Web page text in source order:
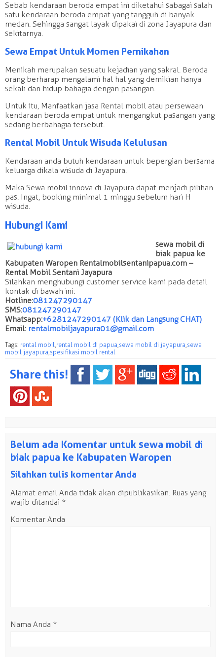
Sebab kendaraan beroda empat ini diketahui sabagai salah
satu kendaraan beroda empat yang tangguh di banyak
medan. Sehingga sangat layak dipakai di zona Jayapura dan
sekitarnya.
Sewa Empat Untuk Momen Pernikahan
Menikah merupakan sesuatu kejadian yang sakral. Beroda
orang berharap mengalami hal hal yang demikian hanya
sekali dan hidup bahagia dengan pasangan.
Untuk itu, Manfaatkan jasa Rental mobil atau persewaan
kendaraan beroda empat untuk mengangkut pasangan yang
sedang berbahagia tersebut.
Rental Mobil Untuk Wisuda Kelulusan
Kendaraan anda butuh kendaraan untuk bepergian bersama
keluarga dikala wisuda di Jayapura.
Maka Sewa mobil innova di Jayapura dapat menjadi pilihan
pas. Ingat, booking minimal 1 minggu sebelum hari H
wisuda.
Hubungi Kami
sewa mobil di
biak papua ke
Kabupaten Waropen Rentalmobilsentanipapua.com –
Rental Mobil Sentani Jayapura
Silahkan menghubungi customer service kami pada detail
kontak di bawah ini:
Hotline:081247290147
SMS:081247290147
Whatsapp:+6281247290147 (Klik dan Langsung CHAT)
Email: rentalmobiljayapura01@gmail.com
Tags: rental mobil,rental mobil di papua,sewa mobil di jayapura,sewa
mobil jayapura,spesifikasi mobil rental
Share this!
Belum ada Komentar untuk sewa mobil di
biak papua ke Kabupaten Waropen
Silahkan tulis komentar Anda
Alamat email Anda tidak akan dipublikasikan. Ruas yang
wajib ditandai *
Komentar Anda
Nama Anda *